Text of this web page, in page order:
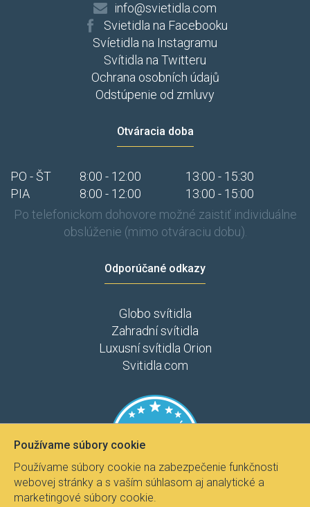
info@svietidla.com
Svietidla na Facebooku
Svíetidla na Instagramu
Svítidla na Twitteru
Ochrana osobních údajů
Odstúpenie od zmluvy
Otváracia doba
PO - ŠT 8:00 - 12:00
13:00 - 15:30
PIA
8:00 - 12:00
13:00 - 15:00
Po telefonickom dohovore možné zaistiť individuálne
obslúženie (mimo otváraciu dobu).
Odporúčané odkazy
Globo svítidla
Zahradní svítidla
Luxusní svítidla Orion
Svitidla.com
Používame súbory cookie
Používame súbory cookie na zabezpečenie funkčnosti
webovej stránky a s vaším súhlasom aj analytické a
marketingové súbory cookie.